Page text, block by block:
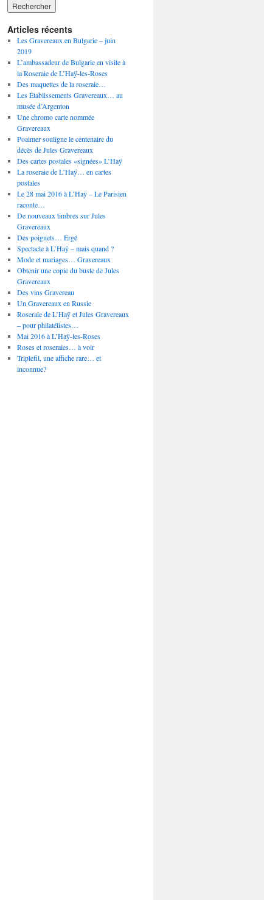
Articles récents
Les Gravereaux en Bulgarie – juin
2019
L’ambassadeur de Bulgarie en visite à
la Roseraie de L’Haÿ-les-Roses
Des maquettes de la roseraie…
Les Établissements Gravereaux… au
musée d’Argenton
Une chromo carte nommée
Gravereaux
Poaimer souligne le centenaire du
décès de Jules Gravereaux
Des cartes postales «signées» L’Haÿ
La roseraie de L’Haÿ… en cartes
postales
Le 28 mai 2016 à L’Haÿ – Le Parisien
raconte…
De nouveaux timbres sur Jules
Gravereaux
Des poignets… Ergé
Spectacle à L’Haÿ – mais quand ?
Mode et mariages… Gravereaux
Obtenir une copie du buste de Jules
Gravereaux
Des vins Gravereau
Un Gravereaux en Russie
Roseraie de L’Haÿ et Jules Gravereaux
– pour philatélistes…
Mai 2016 à L’Haÿ-les-Roses
Roses et roseraies… à voir
Triplefil, une affiche rare… et
inconnue?